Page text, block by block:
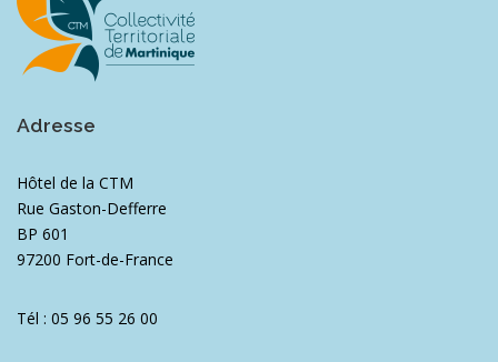
Adresse
Hôtel de la CTM
Rue Gaston-Defferre
BP 601
97200 Fort-de-France
Tél : 05 96 55 26 00